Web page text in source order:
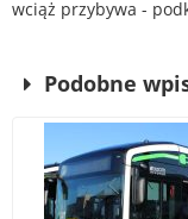
wciąż przybywa -
Podobne